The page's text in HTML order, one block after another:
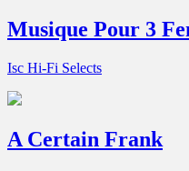
Musique Pour 3
Isc Hi-Fi Selects
A Certain Frank